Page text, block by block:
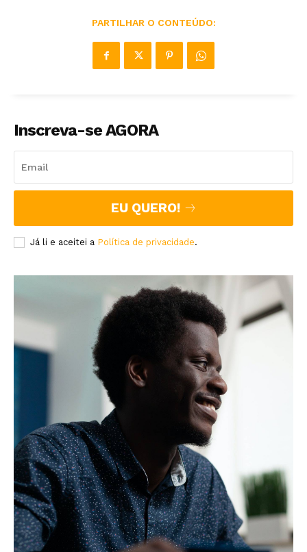
PARTILHAR O CONTEÚDO:
Inscreva-se AGORA
EU QUERO!
Já li e aceitei a Política de privacidade.